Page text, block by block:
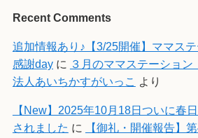
Recent Comments
追加情報あり♪【3/25開催】ママス
感謝dayに ３月のママステーショ
法人あいちかすがいっこ より
【New】2025年10月18日ついに春
されました に
【御礼・開催報告】